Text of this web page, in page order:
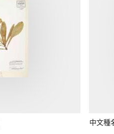
中文種